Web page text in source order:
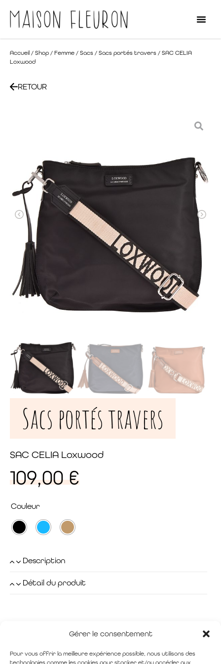
Gérer le consentement
Pour vous offrir la meilleure expérience possible, nous utilisons des
technologies comme les cookies pour stocker et/ou accéder aux
Accueil / Shop / Femme / Sacs / Sacs portés travers / SAC CELIA
Loxwood
RETOUR
Sacs portés travers
SAC CELIA Loxwood
109,00€
Couleur
Description
Détail du produit